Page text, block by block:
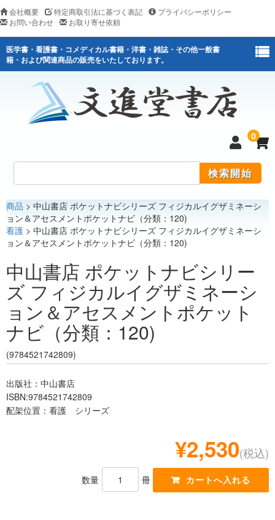
会社概要 特定商取引法に基づく表記
プライバシーポリシー
お問い合わせ
お取り寄せ依頼
医学書・看護書・コメディカル書籍・洋書・雑誌・その他一般書
籍・および関連商品の販売をいたしております。
0
医学
看護
レジデント
商品 > 中山書店 ポケットナビシリーズ フィジカルイグザミネーシ
ョン＆アセスメントポケットナビ（分類：120)
看護 > 中山書店 ポケットナビシリーズ フィジカルイグザミネーシ
ョン＆アセスメントポケットナビ（分類：120)
中山書店 ポケットナビシリー
ズ フィジカルイグザミネーシ
ョン＆アセスメントポケット
ナビ（分類：120)
(9784521742809)
出版社：中山書店
ISBN:9784521742809
配架位置：看護 シリーズ
¥2,530(税込)
数量 冊